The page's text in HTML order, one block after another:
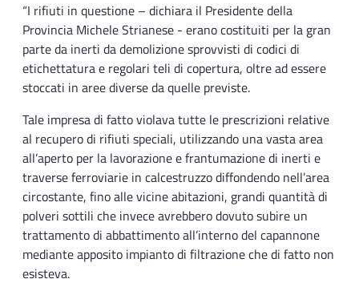
“I rifiuti in questione – dichiara il Presidente della
Provincia Michele Strianese - erano costituiti per la gran
parte da inerti da demolizione sprovvisti di codici di
etichettatura e regolari teli di copertura, oltre ad essere
stoccati in aree diverse da quelle previste.
Tale impresa di fatto violava tutte le prescrizioni relative
al recupero di rifiuti speciali, utilizzando una vasta area
all’aperto per la lavorazione e frantumazione di inerti e
traverse ferroviarie in calcestruzzo diffondendo nell’area
circostante, fino alle vicine abitazioni, grandi quantità di
polveri sottili che invece avrebbero dovuto subire un
trattamento di abbattimento all’interno del capannone
mediante apposito impianto di filtrazione che di fatto non
esisteva.